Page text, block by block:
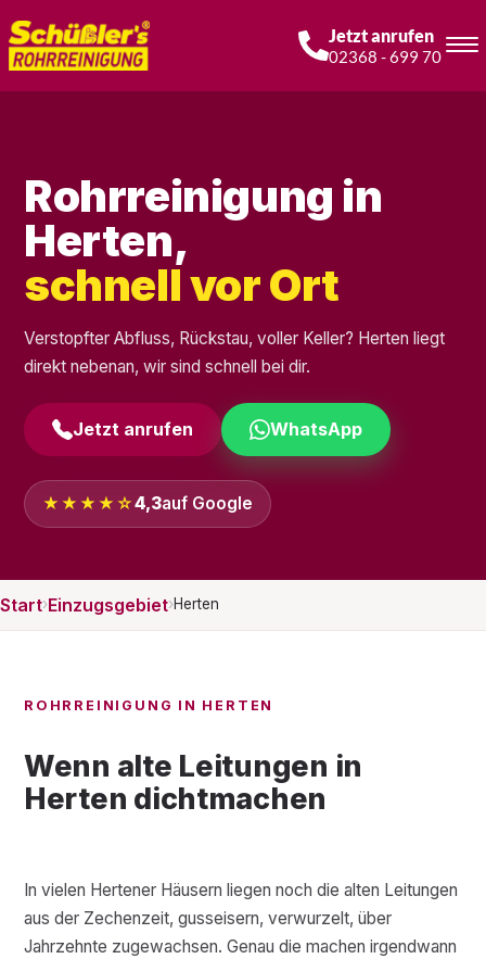
Jetzt anrufen
02368 - 699 70
Rohrreinigung in
Herten,
schnell vor Ort
Verstopfter Abfluss, Rückstau, voller Keller? Herten liegt
direkt nebenan, wir sind schnell bei dir.
Jetzt anrufen WhatsApp
★★★★☆4,3auf Google
Start›Einzugsgebiet›Herten
ROHRREINIGUNG IN HERTEN
Wenn alte Leitungen in
Herten dichtmachen
In vielen Hertener Häusern liegen noch die alten Leitungen
aus der Zechenzeit, gusseisern, verwurzelt, über
Jahrzehnte zugewachsen. Genau die machen irgendwann